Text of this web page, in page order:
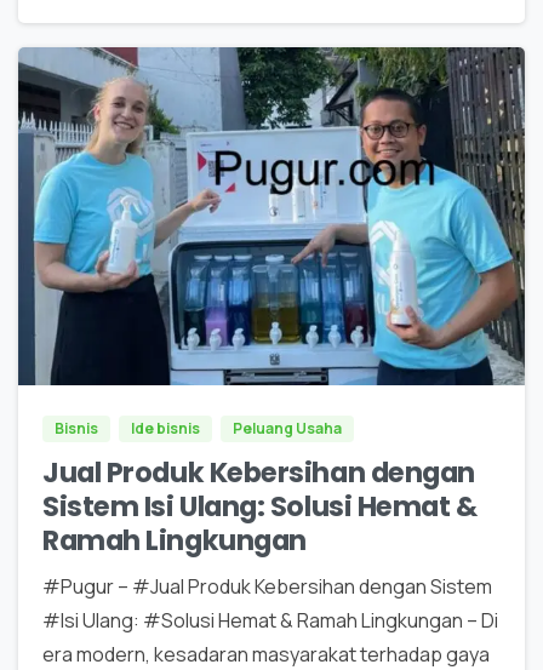
0 0
Bisnis Ide bisnis Peluang Usaha
Jual Produk Kebersihan dengan
Sistem Isi Ulang: Solusi Hemat &
Ramah Lingkungan
#Pugur – #Jual Produk Kebersihan dengan Sistem
#Isi Ulang: #Solusi Hemat & Ramah Lingkungan – Di
era modern, kesadaran masyarakat terhadap gaya